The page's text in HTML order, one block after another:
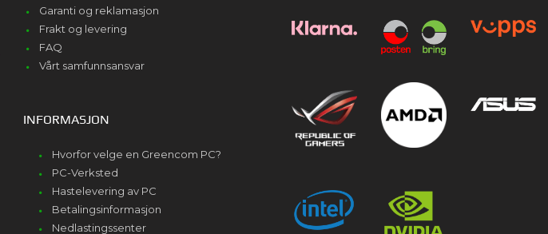
Garanti og reklamasjon
Frakt og levering
FAQ
Vårt samfunnsansvar
INFORMASJON
Hvorfor velge en Greencom PC?
PC-Verksted
Hastelevering av PC
Betalingsinformasjon
Nedlastingssenter